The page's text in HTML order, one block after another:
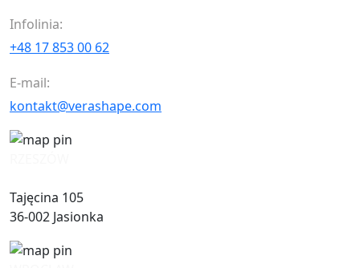
Infolinia:
+48 17 853 00 62
E-mail:
kontakt@verashape.com
Tajęcina 105
36-002 Jasionka